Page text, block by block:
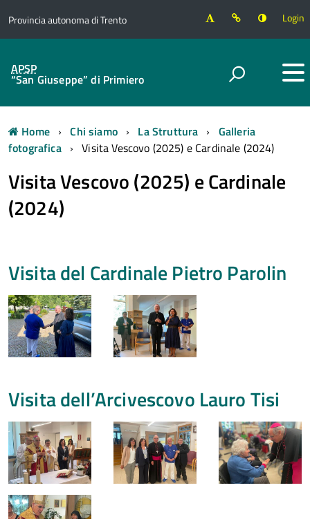
Provincia autonoma di Trento Login
APSP
“San Giuseppe” di Primiero
Home Chi siamo La Struttura
Galleria
fotografica
Visita Vescovo (2025) e Cardinale (2024)
Visita Vescovo (2025) e Cardinale
(2024)
Visita del Cardinale Pietro Parolin
Visita dell’Arcivescovo Lauro Tisi